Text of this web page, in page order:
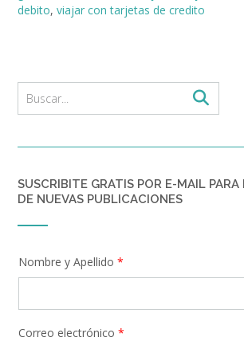
debito, viajar con tarjetas de credito
SUSCRIBITE GRATIS POR E-MAIL PARA
DE NUEVAS PUBLICACIONES
Nombre y Apellido *
Correo electrónico *